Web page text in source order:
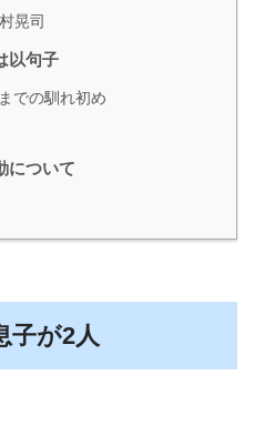
晃司
以句子
での馴れ初め
について
子が2人